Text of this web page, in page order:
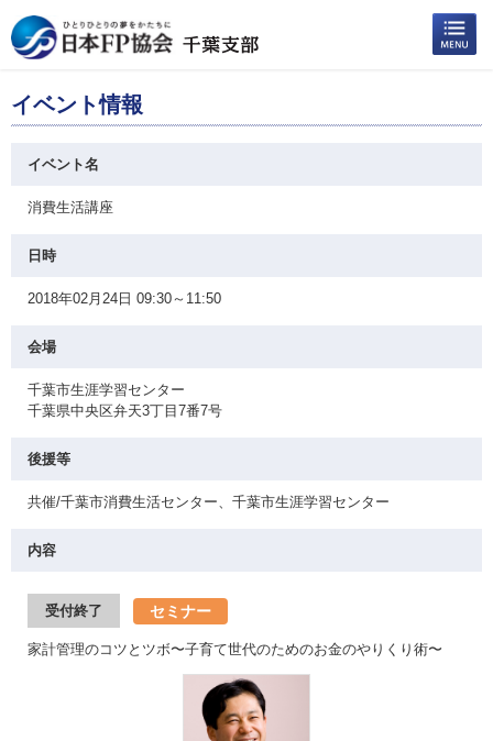
イベント情報
イベント名
消費生活講座
日時
2018年02月24日 09:30～11:50
会場
千葉市生涯学習センター
千葉県中央区弁天3丁目7番7号
後援等
共催/千葉市消費生活センター、千葉市生涯学習センター
内容
受付終了 セミナー
家計管理のコツとツボ〜子育て世代のためのお金のやりくり術〜